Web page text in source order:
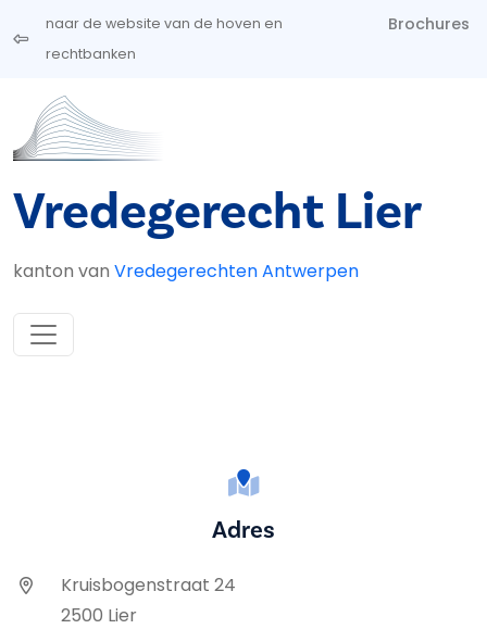
Overslaan en naar de inhoud gaan
naar de website van de hoven en
rechtbanken
Brochures
Vredegerecht Lier
kanton van Vredegerechten Antwerpen
Adres
Kruisbogenstraat 24
2500 Lier